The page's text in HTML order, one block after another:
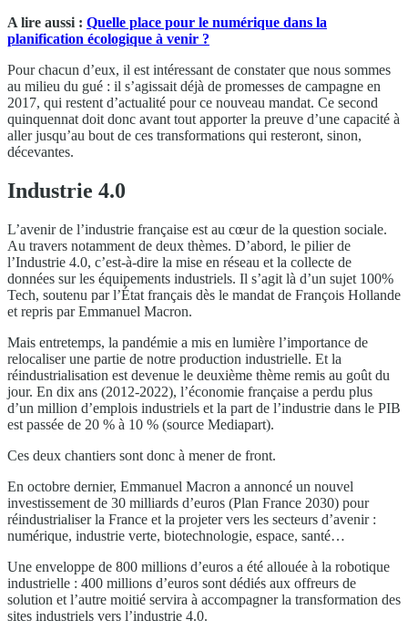
A lire aussi : Quelle place pour le numérique dans la
planification écologique à venir ?
Pour chacun d’eux, il est intéressant de constater que nous sommes
au milieu du gué : il s’agissait déjà de promesses de campagne en
2017, qui restent d’actualité pour ce nouveau mandat. Ce second
quinquennat doit donc avant tout apporter la preuve d’une capacité à
aller jusqu’au bout de ces transformations qui resteront, sinon,
décevantes.
Industrie 4.0
L’avenir de l’industrie française est au cœur de la question sociale.
Au travers notamment de deux thèmes. D’abord, le pilier de
l’Industrie 4.0, c’est-à-dire la mise en réseau et la collecte de
données sur les équipements industriels. Il s’agit là d’un sujet 100%
Tech, soutenu par l’État français dès le mandat de François Hollande
et repris par Emmanuel Macron.
Mais entretemps, la pandémie a mis en lumière l’importance de
relocaliser une partie de notre production industrielle. Et la
réindustrialisation est devenue le deuxième thème remis au goût du
jour. En dix ans (2012-2022), l’économie française a perdu plus
d’un million d’emplois industriels et la part de l’industrie dans le PIB
est passée de 20 % à 10 % (source Mediapart).
Ces deux chantiers sont donc à mener de front.
En octobre dernier, Emmanuel Macron a annoncé un nouvel
investissement de 30 milliards d’euros (Plan France 2030) pour
réindustrialiser la France et la projeter vers les secteurs d’avenir :
numérique, industrie verte, biotechnologie, espace, santé…
Une enveloppe de 800 millions d’euros a été allouée à la robotique
industrielle : 400 millions d’euros sont dédiés aux offreurs de
solution et l’autre moitié servira à accompagner la transformation des
sites industriels vers l’industrie 4.0.